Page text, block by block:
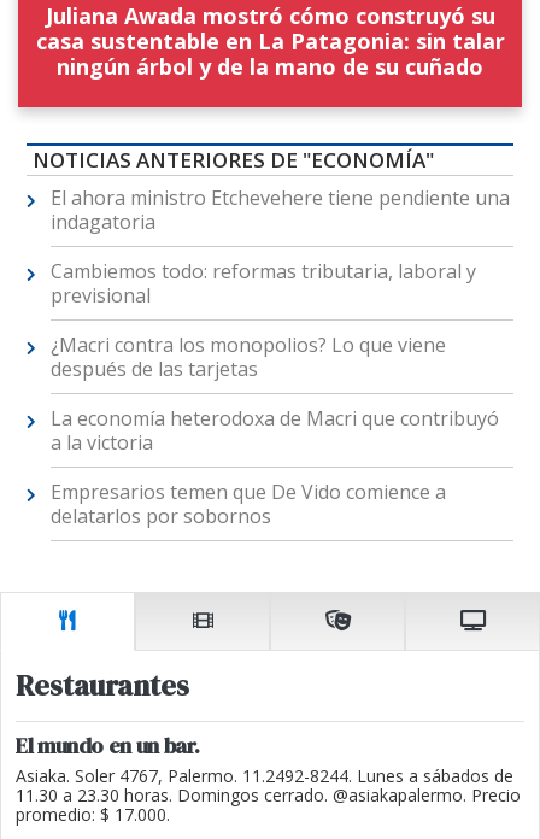
Juliana Awada mostró cómo construyó su
casa sustentable en La Patagonia: sin talar
ningún árbol y de la mano de su cuñado
NOTICIAS ANTERIORES DE "ECONOMÍA"
El ahora ministro Etchevehere tiene pendiente una
indagatoria
Cambiemos todo: reformas tributaria, laboral y
previsional
¿Macri contra los monopolios? Lo que viene
después de las tarjetas
La economía heterodoxa de Macri que contribuyó
a la victoria
Empresarios temen que De Vido comience a
delatarlos por sobornos
Restaurantes
El mundo en un bar.
Asiaka. Soler 4767, Palermo. 11.2492-8244. Lunes a sábados de
11.30 a 23.30 horas. Domingos cerrado. @asiakapalermo. Precio
promedio: $ 17.000.